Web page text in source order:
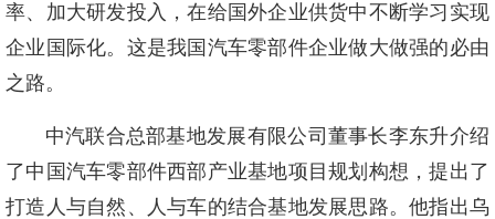
率、加大研发投入，在给国外企业供货中不断学习实现
企业国际化。这是我国汽车零部件企业做大做强的必由
之路。
中汽联合总部基地发展有限公司董事长李东升介绍
了中国汽车零部件西部产业基地项目规划构想，提出了
打造人与自然、人与车的结合基地发展思路。他指出乌